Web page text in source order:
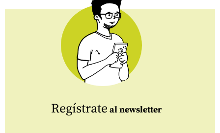
Regístrate al newsletter